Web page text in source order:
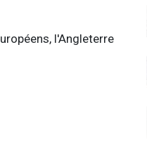
l'Angleterre